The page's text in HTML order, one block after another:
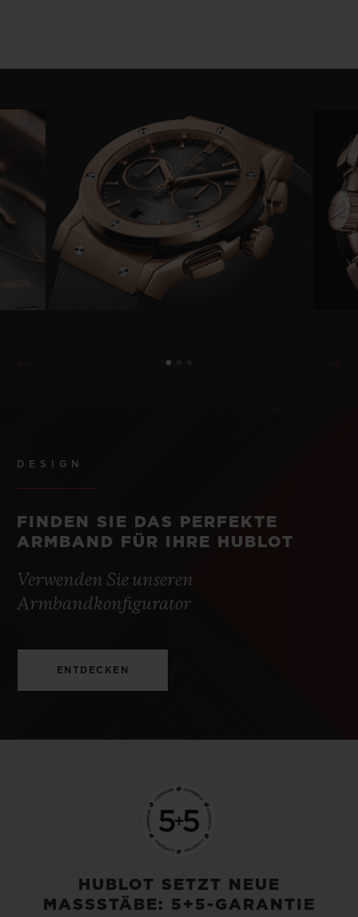
DESIGN
FINDEN SIE DAS PERFEKTE
ARMBAND FÜR IHRE HUBLOT
Verwenden Sie unseren
Armbandkonfigurator
ENTDECKEN
HUBLOT SETZT NEUE
MASSSTÄBE: 5+5-GARANTIE